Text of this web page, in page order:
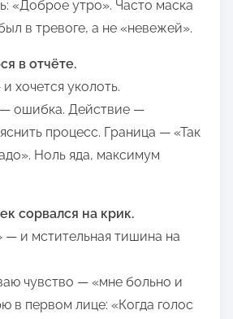
«Доброе утро». Часто маска
в тревоге, а не «невежей».
в отчёте.
хочется уколоть.
ошибка. Действие —
процесс. Граница — «Так
Ноль яда, максимум
сорвался на крик.
— и мстительная тишина на
чувство — «мне больно и
в первом лице: «Когда голос